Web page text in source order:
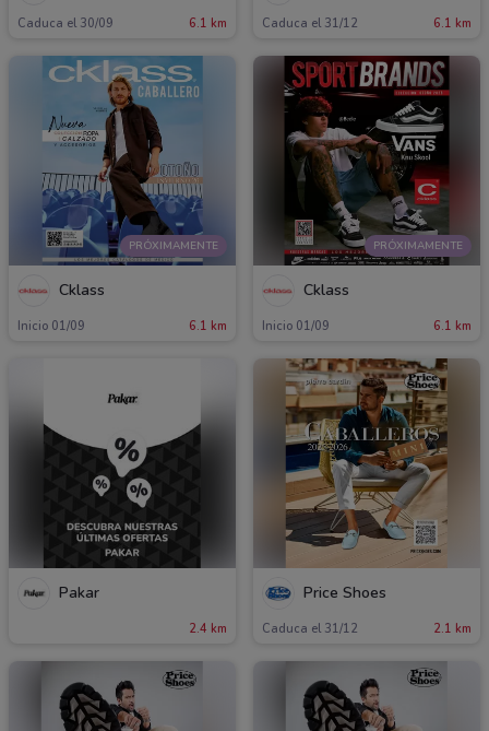
Caduca el 30/09 6.1 km Caduca el 31/12 6.1 km
PRÓXIMAMENTE
Cklass
Inicio 01/09 6.1 km
PRÓXIMAMENTE
Cklass
Inicio 01/09 6.1 km
Pakar
2.4 km
Price Shoes
Caduca el 31/12 2.1 km